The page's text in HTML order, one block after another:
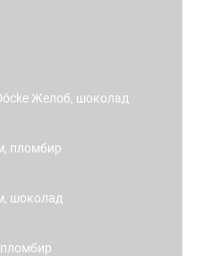
Желоб, шоколад
пломбир
шоколад